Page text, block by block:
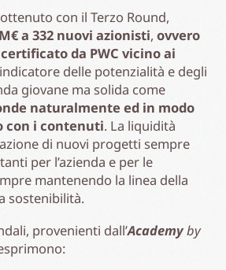
con il Terzo Round,
a 332 nuovi azionisti, ovvero
da PWC vicino ai
delle potenzialità e degli
giovane ma solida come
naturalmente ed in modo
con i contenuti. La liquidità
di nuovi progetti sempre
per l’azienda e per le
mantenendo la linea della
sostenibilità.
provenienti dall’Academyby